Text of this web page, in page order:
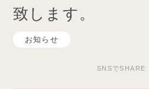
致します。
お知らせ
SNSでSHARE